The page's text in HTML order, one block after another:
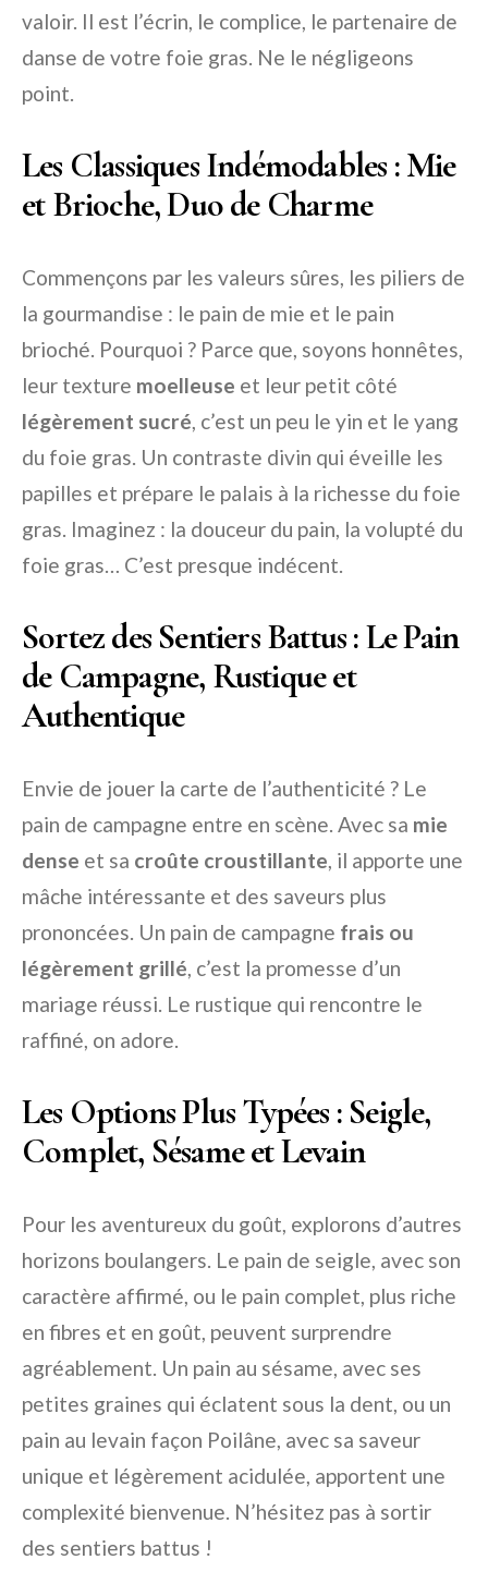
valoir. Il est l’écrin, le complice, le partenaire de
danse de votre foie gras. Ne le négligeons
point.
Les Classiques Indémodables : Mie
et Brioche, Duo de Charme
Commençons par les valeurs sûres, les piliers de
la gourmandise : le pain de mie et le pain
brioché. Pourquoi ? Parce que, soyons honnêtes,
leur texture moelleuse et leur petit côté
légèrement sucré, c’est un peu le yin et le yang
du foie gras. Un contraste divin qui éveille les
papilles et prépare le palais à la richesse du foie
gras. Imaginez : la douceur du pain, la volupté du
foie gras… C’est presque indécent.
Sortez des Sentiers Battus : Le Pain
de Campagne, Rustique et
Authentique
Envie de jouer la carte de l’authenticité ? Le
pain de campagne entre en scène. Avec sa mie
dense et sa croûte croustillante, il apporte une
mâche intéressante et des saveurs plus
prononcées. Un pain de campagne frais ou
légèrement grillé, c’est la promesse d’un
mariage réussi. Le rustique qui rencontre le
raffiné, on adore.
Les Options Plus Typées : Seigle,
Complet, Sésame et Levain
Pour les aventureux du goût, explorons d’autres
horizons boulangers. Le pain de seigle, avec son
caractère affirmé, ou le pain complet, plus riche
en fibres et en goût, peuvent surprendre
agréablement. Un pain au sésame, avec ses
petites graines qui éclatent sous la dent, ou un
pain au levain façon Poilâne, avec sa saveur
unique et légèrement acidulée, apportent une
complexité bienvenue. N’hésitez pas à sortir
des sentiers battus !